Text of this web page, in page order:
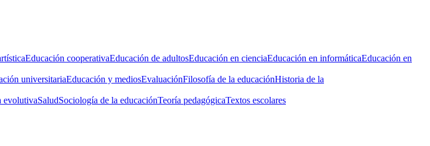
Educación cooperativaEducación de adultosEducación en cienciaEducación en informáticaEducación en
universitariaEducación y mediosEvaluaciónFilosofía de la educaciónHistoria de la
evolutivaSaludSociología de la educaciónTeoría pedagógicaTextos escolares